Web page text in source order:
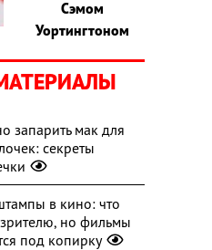
Сэмом
Уортингтоном
запарить мак для
секреты
в кино: что
но фильмы
под копирку